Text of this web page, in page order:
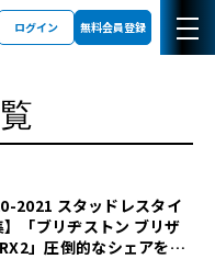
ログイン 無料会員登録
2021 スタッドレスタイ
「ブリヂストン ブリザ
」圧倒的なシェアを誇